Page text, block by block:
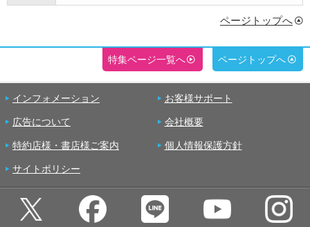
ページトップへ
特集ページ一覧へ ページトップへ
インフォメーション お客様サポート
広告について 会社概要
特約店様・書店様ご案内 個人情報保護方針
サイトポリシー